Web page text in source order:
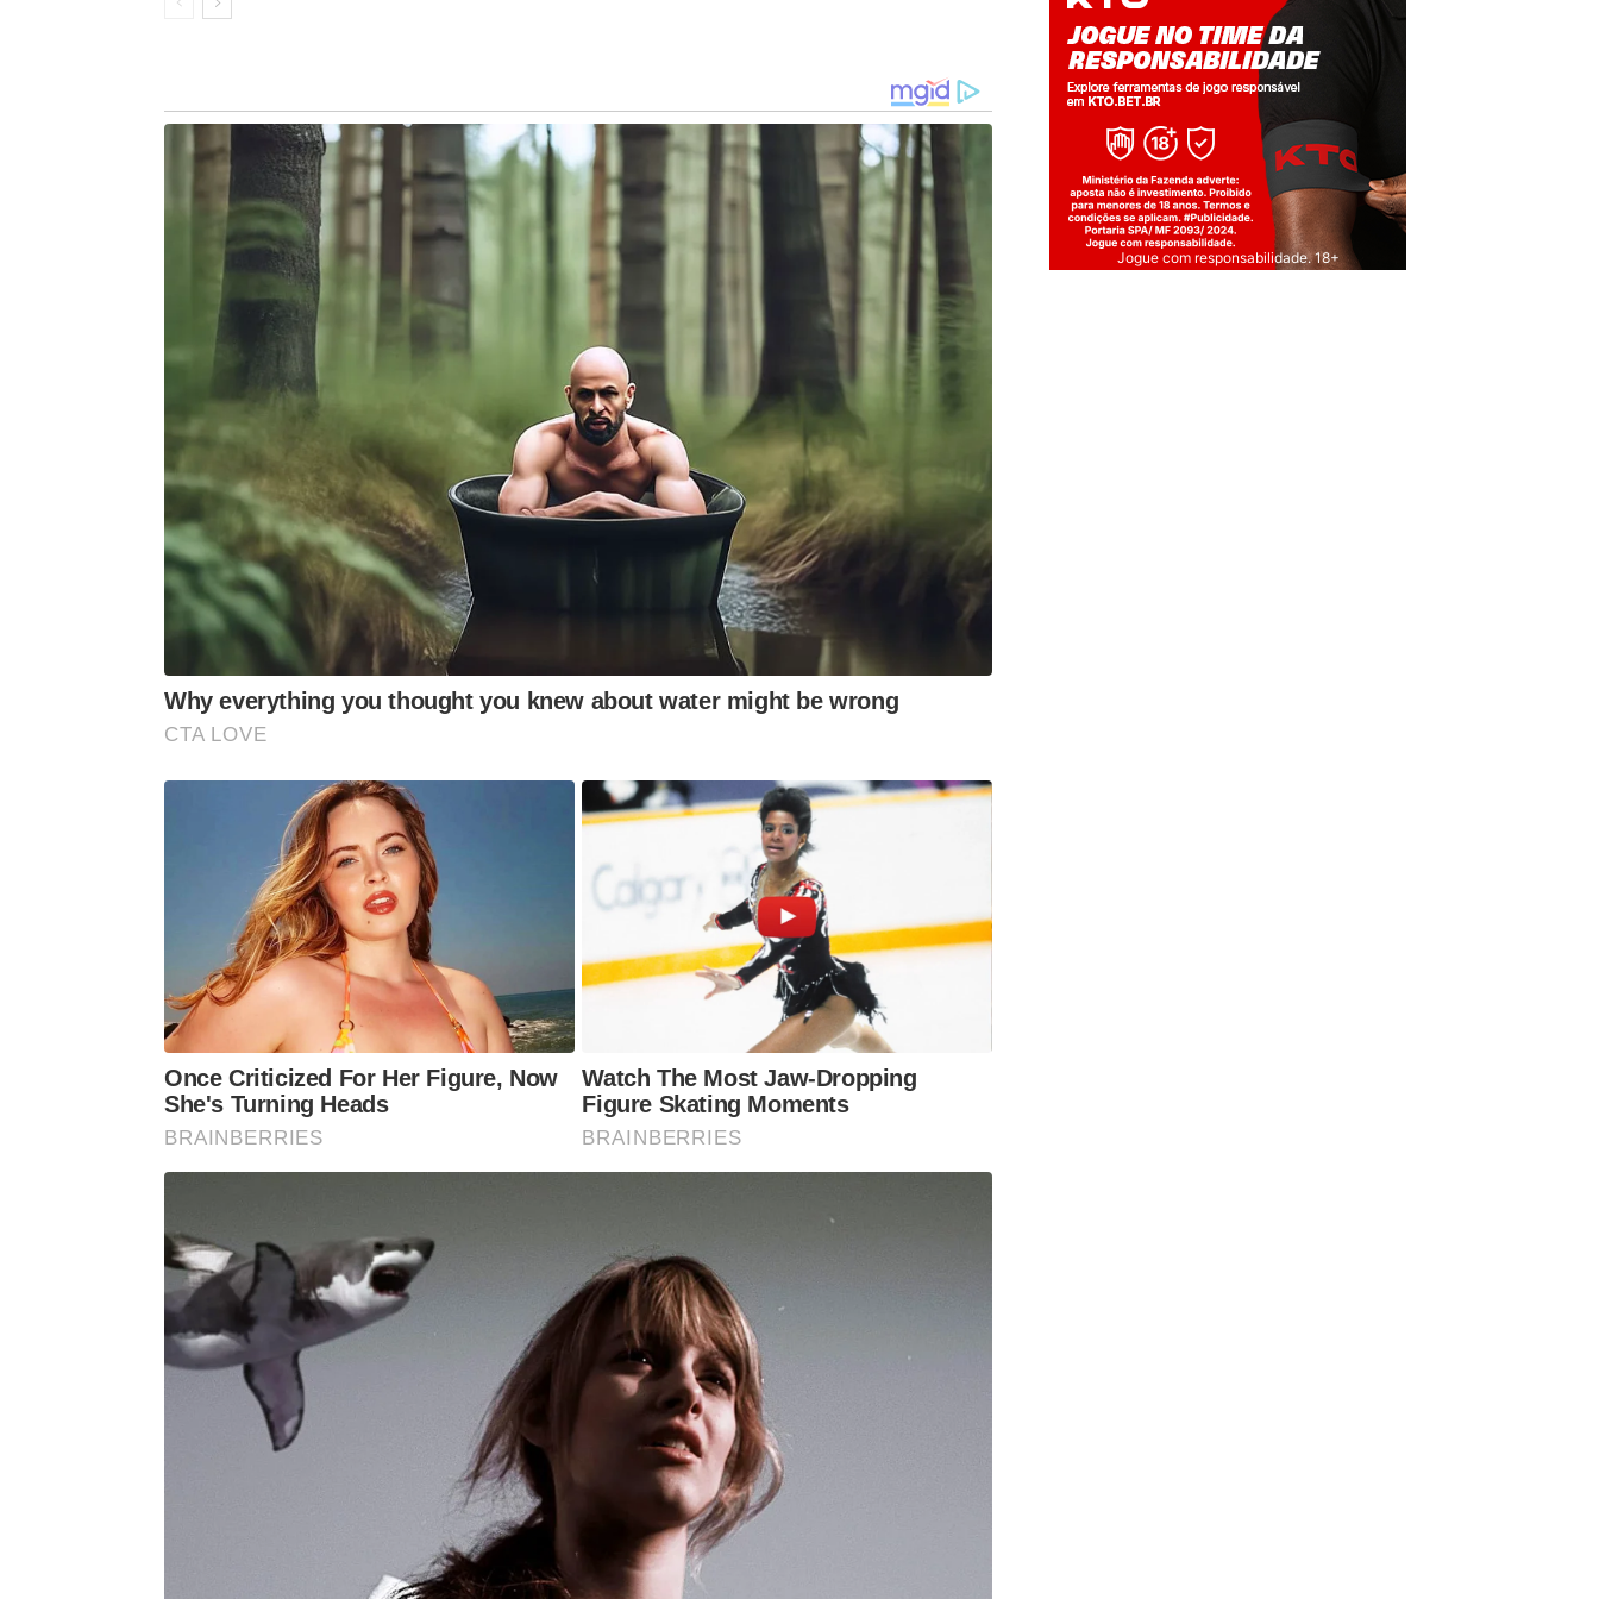
a denúncia. “Os fatos denunciados serão devidamente apurados por sindicância a ser
Why everything you thought you knew about water might be wrong
CTA LOVE
Once Criticized For Her Figure, Now
She's Turning Heads
BRAINBERRIES
Watch The Most Jaw‑Dropping
Figure Skating Moments
BRAINBERRIES
Jogue com responsabilidade. 18+